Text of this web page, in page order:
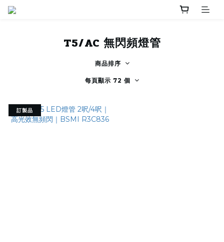
T5/AC 無閃頻燈管
商品排序
每頁顯示 72 個
訂製品